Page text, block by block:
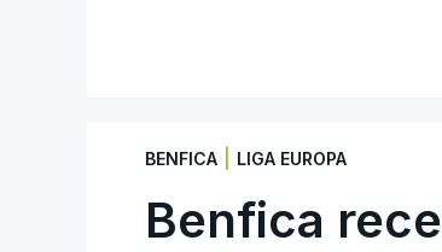
BENFICA LIGA EUROPA
Benfica